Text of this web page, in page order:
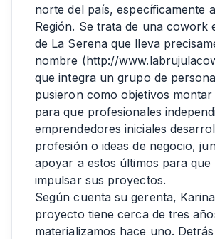
norte del país, específicamente
Región. Se trata de una cowork
de La Serena que lleva
nombre (http://
que integra un grupo de
pusieron como objetivos
para que profesionales
emprendedores iniciales
profesión o ideas de negocio,
apoyar a estos últimos para que
impulsar sus proyectos.
Según cuenta su gerenta,
proyecto tiene cerca de tres
materializamos hace uno.